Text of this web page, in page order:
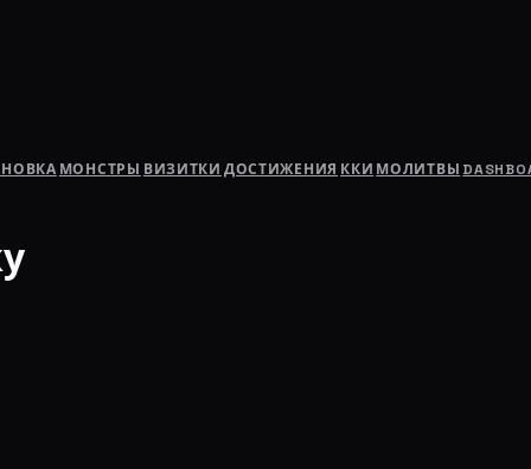
МОНСТРЫ ВИЗИТКИ ДОСТИЖЕНИЯ ККИ МОЛИТВЫ